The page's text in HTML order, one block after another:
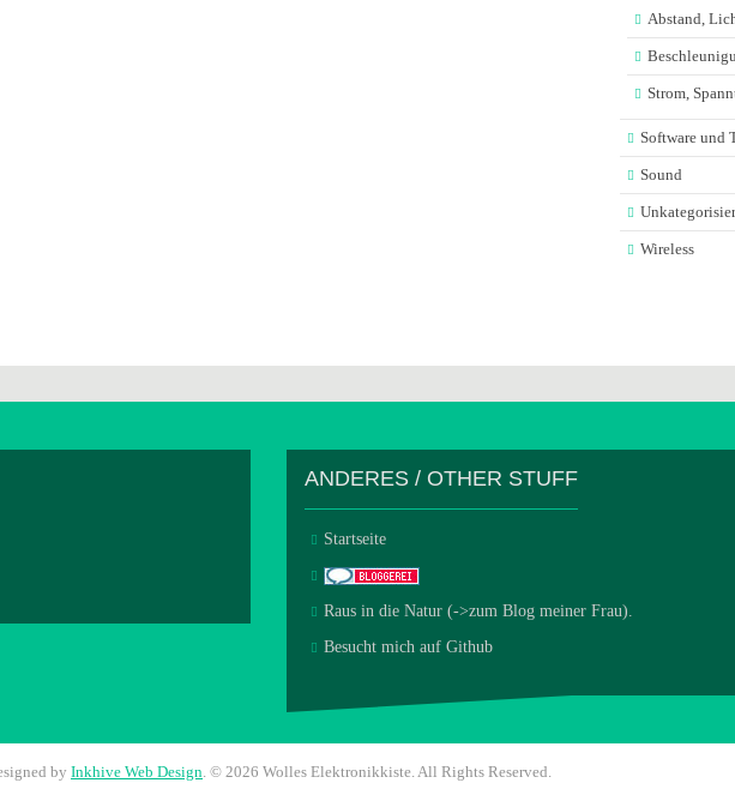
Abstand,
Strom,
Software und
Sound
Wireless
ANDERES / OTHER STUFF
Startseite
Raus in die Natur (->zum Blog meiner Frau).
Besucht mich auf Github
by Inkhive Web Design. © 2026 Wolles Elektronikkiste. All Rights Reserved.